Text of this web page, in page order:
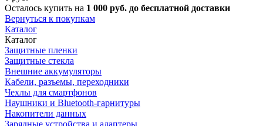
Осталось купить на 1 000 руб. до бесплатной доставки
Вернуться к покупкам
Каталог
Каталог
Защитные пленки
Защитные стекла
Внешние аккумуляторы
Кабели, разъемы, переходники
Чехлы для смартфонов
Наушники и Bluetooth-гарнитуры
Накопители данных
Зарядные устройства и адаптеры